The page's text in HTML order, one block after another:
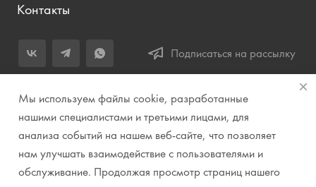
Контакты
Подписаться на рассылку
+7 (343) 283-04-11
Заказать звонок
info@prirodazvuka.ru
620144, г. Екатеринбург, ул. Хохрякова, д. 98, салон 27, ТЦ
«Весенний», 2 этаж, Центральный вход с ул. Куйбышева
Мы используем файлы cookie, разработанные
нашими специалистами и третьими лицами, для
анализа событий на нашем веб-сайте, что позволяет
нам улучшать взаимодействие с пользователями и
обслуживание. Продолжая просмотр страниц нашего